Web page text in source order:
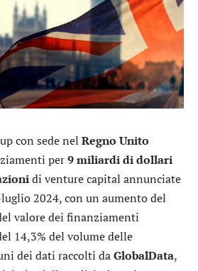
con sede nel Regno Unito
per9 miliardi di dollari
di venture capital annunciate
2024, con un aumento del
valore dei finanziamenti
14,3% del volume delle
dei dati raccolti daGlobalData,